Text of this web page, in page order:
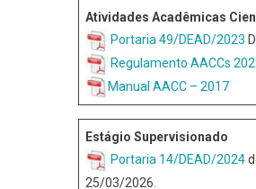
Atividades Acadêmicas
Portaria 49/DEAD/2023
Regulamento AACCs
Manual AACC – 2017
Estágio Supervisionado
Portaria 14/DEAD/2024
25/03/2026.